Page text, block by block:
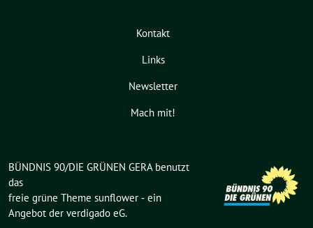
Kontakt
Links
Newsletter
Mach mit!
BÜNDNIS 90/DIE GRÜNEN GERA benutzt
das
freie grüne Theme sunflower ‐ ein
Angebot der verdigado eG.